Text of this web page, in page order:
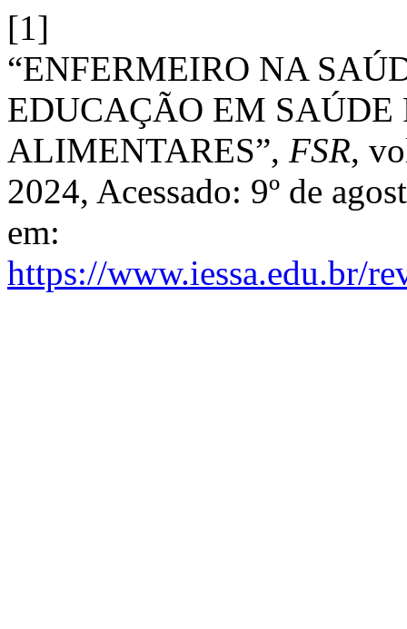
[1]
“ENFERMEIRO NA
EDUCAÇÃO EM SAÚDE
ALIMENTARES”, FSR,
2024, Acessado: 9º de
em:
https://www.iessa.edu.br/